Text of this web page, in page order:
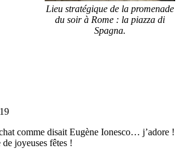
Lieu stratégique de la promenade
du soir à Rome : la piazza di
Spagna.
comme disait Eugène Ionesco… j’adore !
joyeuses fêtes !